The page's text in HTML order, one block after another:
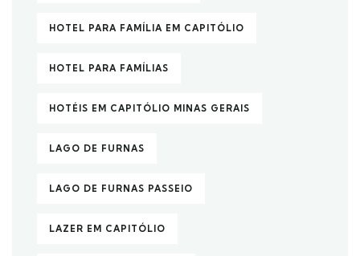
HOTEL PARA FAMÍLIA EM CAPITÓLIO
HOTEL PARA FAMÍLIAS
HOTÉIS EM CAPITÓLIO MINAS GERAIS
LAGO DE FURNAS
LAGO DE FURNAS PASSEIO
LAZER EM CAPITÓLIO